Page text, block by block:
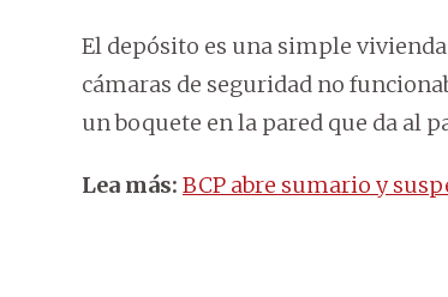
El depósito es una simple
cámaras de seguridad no
un boquete en la pared que da al
Lea más: BCP abre sumario y